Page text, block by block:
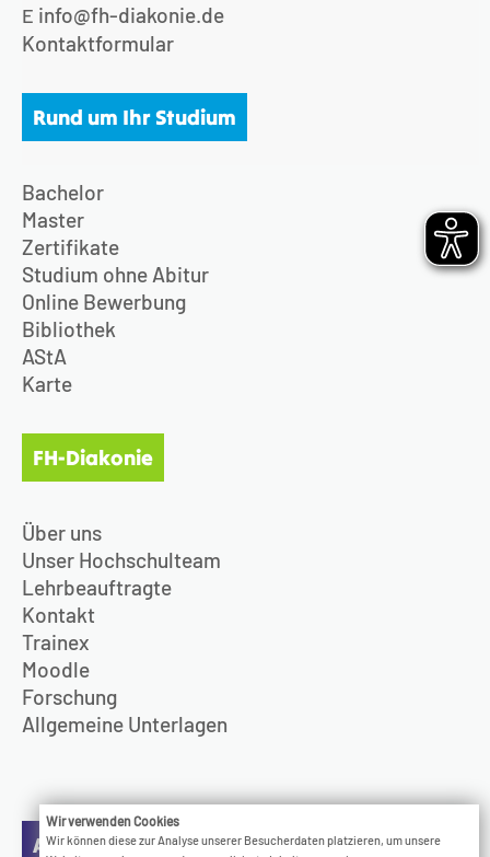
E info@fh-diakonie.de
Kontaktformular
Rund um Ihr Studium
Bachelor
Master
Zertifikate
Studium ohne Abitur
Online Bewerbung
Bibliothek
AStA
Karte
FH-Diakonie
Über uns
Unser Hochschulteam
Lehrbeauftragte
Kontakt
Trainex
Moodle
Forschung
Allgemeine Unterlagen
Aktuelles
Wir verwenden Cookies
Wir können diese zur Analyse unserer Besucherdaten platzieren, um unsere